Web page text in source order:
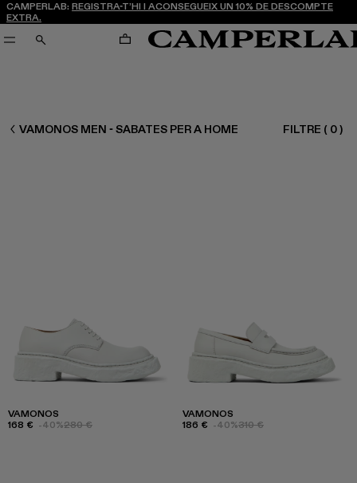
CAMPERLAB: REGISTRA-T’HI I ACONSEGUEIX UN 10% DE DESCOMPTE
EXTRA.
CERCA CARRO
HOME SABATES
VAMONOS MEN - SABATES PER A HOME FILTRE ( 0)
VAMONOS
168 € -40%280 €
VAMONOS
186 € -40%310 €